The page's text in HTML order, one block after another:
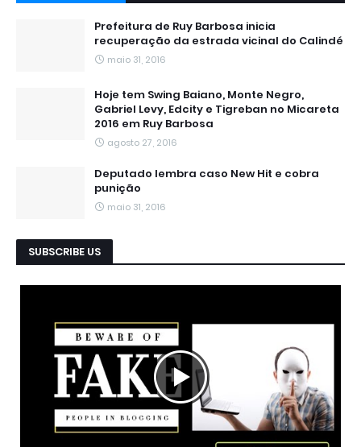
Prefeitura de Ruy Barbosa inicia
recuperação da estrada vicinal do Calindé
maio 31, 2016
Hoje tem Swing Baiano, Monte Negro,
Gabriel Levy, Edcity e Tigreban no Micareta
2016 em Ruy Barbosa
agosto 27, 2016
Deputado lembra caso New Hit e cobra
punição
maio 31, 2016
SUBSCRIBE US